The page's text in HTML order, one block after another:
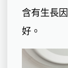
含有生長
好。